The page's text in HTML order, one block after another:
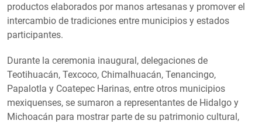
productos elaborados por manos artesanas y promover el
intercambio de tradiciones entre municipios y estados
participantes.
Durante la ceremonia inaugural, delegaciones de
Teotihuacán, Texcoco, Chimalhuacán, Tenancingo,
Papalotla y Coatepec Harinas, entre otros municipios
mexiquenses, se sumaron a representantes de Hidalgo y
Michoacán para mostrar parte de su patrimonio cultural,